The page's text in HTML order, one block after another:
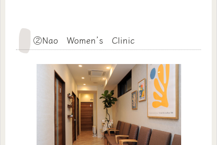
②Nao Women’s Clinic